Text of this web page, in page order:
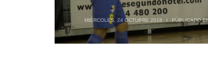
MIÉRCOLES, 24 OCTUBRE 2018 / PUBLICADO